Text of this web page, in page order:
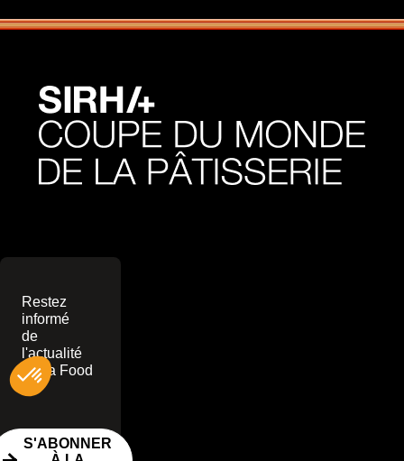
Restez
informé
de
l'actualité
Sirha Food
S'ABONNER